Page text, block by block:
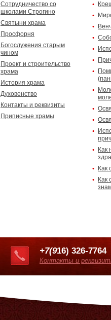
Сотрудничество со
школами Строгино
Святыни храма
Просфорня
Богослужения старым
чином
Проект и строительство
храма
История храма
Духовенство
Контакты и реквизиты
Приписные храмы
Как
Как
Как
+7(916) 326-7764
Контакты и